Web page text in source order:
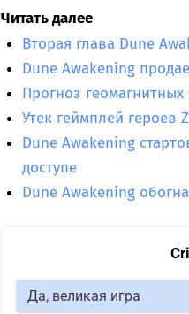
Читать далее
Вторая глава Dune
Dune Awakening
Прогноз
Утек геймплей героев
Dune Awakening
доступе
Dune Awakening
Да, великая игра